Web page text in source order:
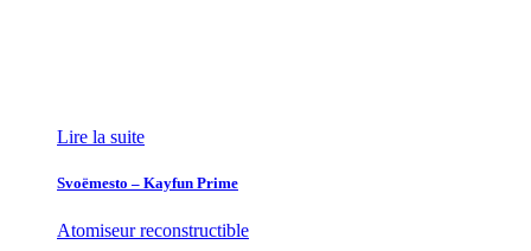
Lire la suite
Svoëmesto – Kayfun Prime
Atomiseur reconstructible